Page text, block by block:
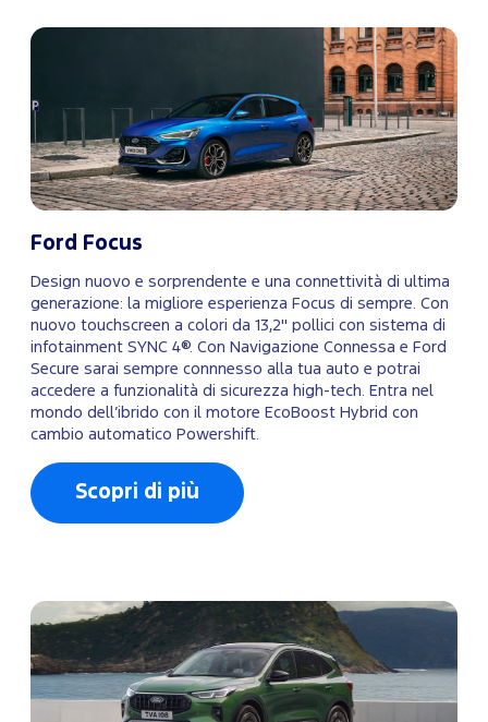
Ford Focus
Design nuovo e sorprendente e una connettività di ultima
generazione: la migliore esperienza Focus di sempre. Con
nuovo touchscreen a colori da 13,2" pollici con sistema di
infotainment SYNC 4®. Con Navigazione Connessa e Ford
Secure sarai sempre connnesso alla tua auto e potrai
accedere a funzionalità di sicurezza high-tech. Entra nel
mondo dell’ibrido con il motore EcoBoost Hybrid con
cambio automatico Powershift.
Scopri di più